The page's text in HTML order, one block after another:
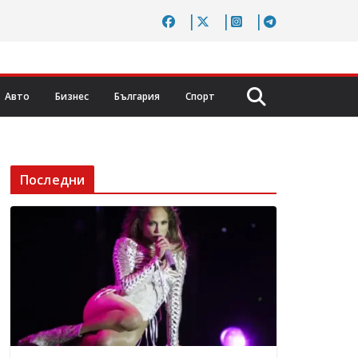
Авто Бизнес България Спорт
Последни